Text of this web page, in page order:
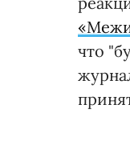
что